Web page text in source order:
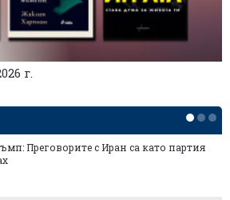
г.
Преговорите с Иран са като партия